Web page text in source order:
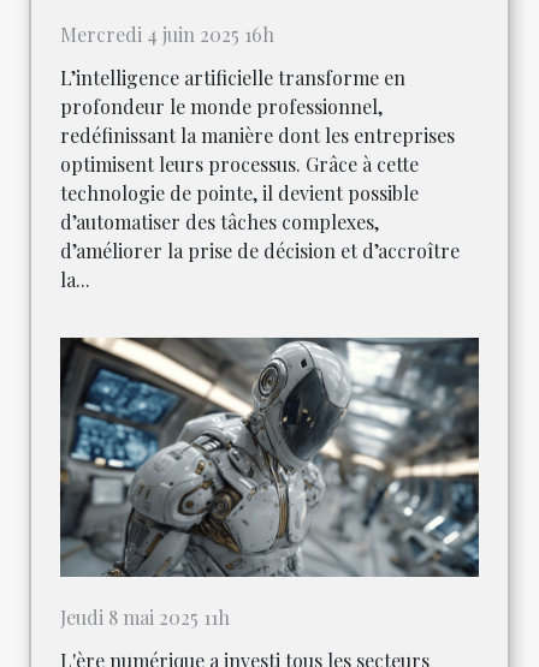
Mercredi 4 juin 2025 16h
L’intelligence artificielle transforme en
profondeur le monde professionnel,
redéfinissant la manière dont les entreprises
optimisent leurs processus. Grâce à cette
technologie de pointe, il devient possible
d’automatiser des tâches complexes,
d’améliorer la prise de décision et d’accroître
la...
Jeudi 8 mai 2025 11h
L'ère numérique a investi tous les secteurs